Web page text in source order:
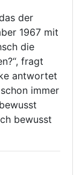
der
1967 mit
die
fragt
antwortet
immer
bewusst